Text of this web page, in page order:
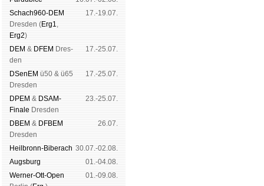
Schach960-DEM
Dres­den (Erg1,
Erg2)
17.-19.07.
DEM & DFEM Dres­
den
17.-25.07.
DSenEM ü50 & ü65
Dres­den
17.-25.07.
DPEM & DSAM-
Finale Dres­den
23.-25.07.
DBEM & DFBEM
Dres­den
26.07.
Heil­bronn-Bi­ber­ach 30.07.-02.08.
Augs­burg
01.-04.08.
Werner-Ott-Open
01.-09.08.